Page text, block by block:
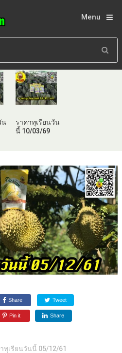
Menu
น
ราคาทุเรียนวัน
นี้ 10/03/69
Share Tweet
Pin it Share
ทุเรียนวันนี้ 05/12/61